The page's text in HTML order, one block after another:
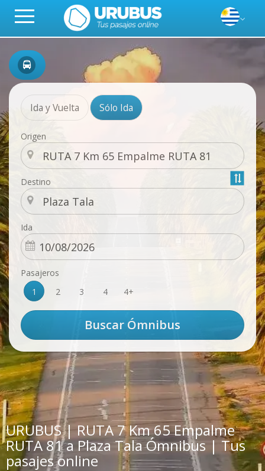
Ida y Vuelta Sólo Ida
Origen
Destino
Ida
Pasajeros
1
2 3 4 4+
URUBUS | RUTA 7 Km 65 Empalme
RUTA 81 a Plaza Tala Ómnibus | Tus
pasajes online